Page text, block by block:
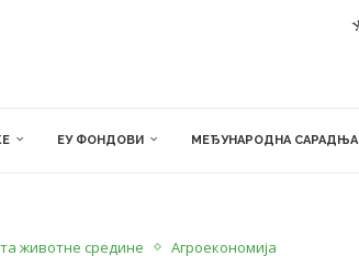
ЕУ ФОНДОВИ МЕЂУНАРОДНА САРАДЊА
животне средине Агроекономија